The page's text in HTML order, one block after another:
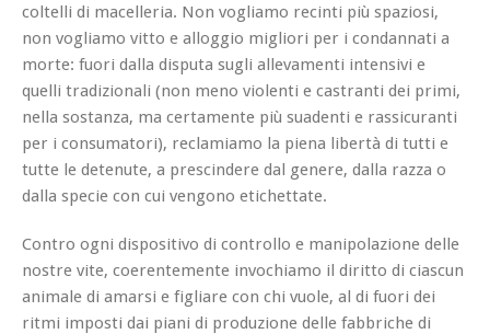
coltelli di macelleria. Non vogliamo recinti più spaziosi,
non vogliamo vitto e alloggio migliori per i condannati a
morte: fuori dalla disputa sugli allevamenti intensivi e
quelli tradizionali (non meno violenti e castranti dei primi,
nella sostanza, ma certamente più suadenti e rassicuranti
per i consumatori), reclamiamo la piena libertà di tutti e
tutte le detenute, a prescindere dal genere, dalla razza o
dalla specie con cui vengono etichettate.
Contro ogni dispositivo di controllo e manipolazione delle
nostre vite, coerentemente invochiamo il diritto di ciascun
animale di amarsi e figliare con chi vuole, al di fuori dei
ritmi imposti dai piani di produzione delle fabbriche di